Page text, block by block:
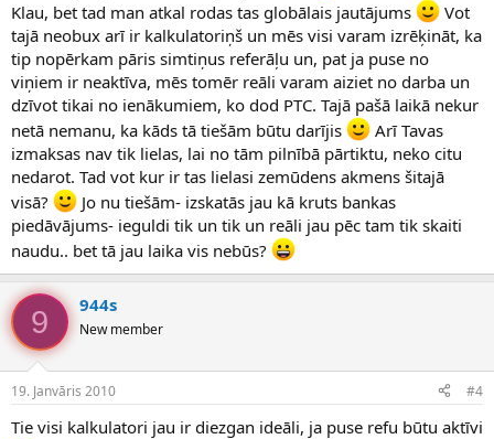
Klau, bet tad man atkal rodas tas globālais jautājums
Vot
tajā neobux arī ir kalkulatoriņš un mēs visi varam izrēķināt, ka
tip nopērkam pāris simtiņus referāļu un, pat ja puse no
viņiem ir neaktīva, mēs tomēr reāli varam aiziet no darba un
dzīvot tikai no ienākumiem, ko dod PTC. Tajā pašā laikā nekur
netā nemanu, ka kāds tā tiešām būtu darījis
Arī Tavas
izmaksas nav tik lielas, lai no tām pilnībā pārtiktu, neko citu
nedarot. Tad vot kur ir tas lielasi zemūdens akmens šitajā
visā?
Jo nu tiešām- izskatās jau kā kruts bankas
piedāvājums- ieguldi tik un tik un reāli jau pēc tam tik skaiti
naudu.. bet tā jau laika vis nebūs?
9 944s
New member
19. Janvāris 2010 #4
Tie visi kalkulatori jau ir diezgan ideāli, ja puse refu būtu aktīvi